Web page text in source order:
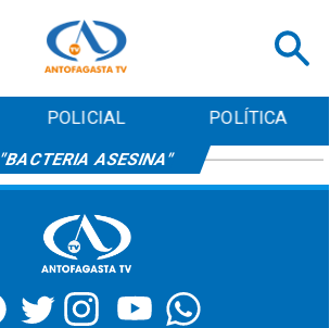
POLICIAL POLÍTICA
"BACTERIA ASESINA"